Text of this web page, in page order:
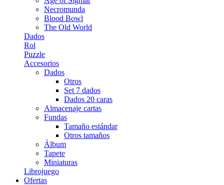
Necromunda
Blood Bowl
The Old World
Dados
Rol
Puzzle
Accesorios
Dados
Otros
Set 7 dados
Dados 20 caras
Almacenaje cartas
Fundas
Tamaño estándar
Otros tamaños
Álbum
Tapete
Miniaturas
Librojuego
Ofertas